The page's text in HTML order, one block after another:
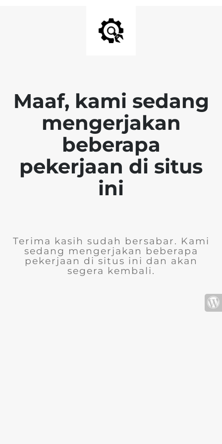
Maaf, kami sedang
mengerjakan
beberapa
pekerjaan di situs
ini
Terima kasih sudah bersabar. Kami
sedang mengerjakan beberapa
pekerjaan di situs ini dan akan
segera kembali.